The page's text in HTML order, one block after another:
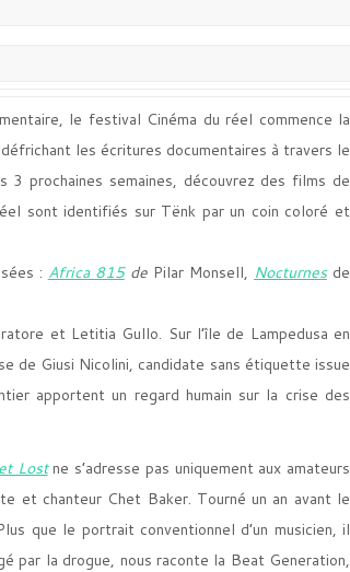
le festival Cinéma du réel commence la
les écritures documentaires à travers le
prochaines semaines, découvrez des films de
sont identifiés sur Tënk par un coin coloré et
: Africa 815de Pilar Monsell, Nocturnesde
et Letitia Gullo. Sur l’île de Lampedusa en
de Giusi Nicolini, candidate sans étiquette issue
apportent un regard humain sur la crise des
Lostne s’adresse pas uniquement aux amateurs
et chanteur Chet Baker. Tourné un an avant le
que le portrait conventionnel d’un musicien, il
par la drogue, nous raconte la Beat Generation,